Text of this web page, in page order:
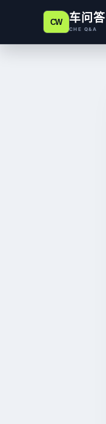
CW 车问答
CHE Q&A